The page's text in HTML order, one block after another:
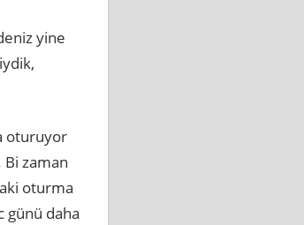
yine
oturuyor
zaman
oturma
günü daha